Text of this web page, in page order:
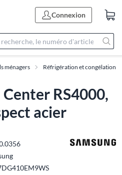
Connexion
ménagers Réfrigération et congélation
RS4000,
acier